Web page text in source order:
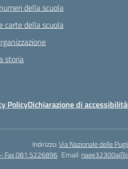
della scuola
carte della scuola
storia
PolicyDichiarazione di accessibilità
Indirizzo:Via Nazionale delle
Fax 081.5226896 Email: